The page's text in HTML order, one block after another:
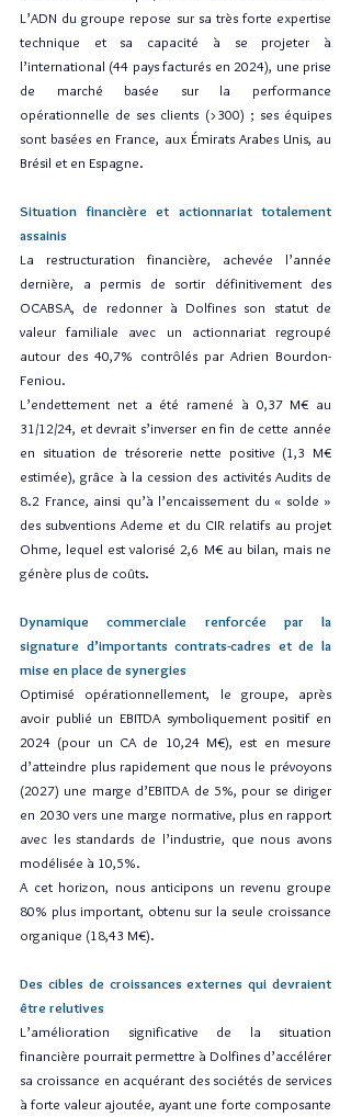
L’ADN du groupe repose sur sa très forte expertise
technique et sa capacité à se projeter à
l’international (44 pays facturés en 2024), une prise
de marché basée sur la performance
opérationnelle de ses clients (>300) ; ses équipes
sont basées en France, aux Émirats Arabes Unis, au
Brésil et en Espagne.
Situation financière et actionnariat totalement
assainis
La restructuration financière, achevée l’année
dernière, a permis de sortir définitivement des
OCABSA, de redonner à Dolfines son statut de
valeur familiale avec un actionnariat regroupé
autour des 40,7% contrôlés par Adrien Bourdon-
Feniou.
L’endettement net a été ramené à 0,37 M€ au
31/12/24, et devrait s’inverser en fin de cette année
en situation de trésorerie nette positive (1,3 M€
estimée), grâce à la cession des activités Audits de
8.2 France, ainsi qu’à l’encaissement du « solde »
des subventions Ademe et du CIR relatifs au projet
Ohme, lequel est valorisé 2,6 M€ au bilan, mais ne
génère plus de coûts.
Dynamique commerciale renforcée par la
signature d’importants contrats-cadres et de la
mise en place de synergies
Optimisé opérationnellement, le groupe, après
avoir publié un EBITDA symboliquement positif en
2024 (pour un CA de 10,24 M€), est en mesure
d’atteindre plus rapidement que nous le prévoyons
(2027) une marge d’EBITDA de 5%, pour se diriger
en 2030 vers une marge normative, plus en rapport
avec les standards de l’industrie, que nous avons
modélisée à 10,5%.
A cet horizon, nous anticipons un revenu groupe
80% plus important, obtenu sur la seule croissance
organique (18,43 M€).
Des cibles de croissances externes qui devraient
être relutives
L’amélioration significative de la situation
financière pourrait permettre à Dolfines d’accélérer
sa croissance en acquérant des sociétés de services
à forte valeur ajoutée, ayant une forte composante